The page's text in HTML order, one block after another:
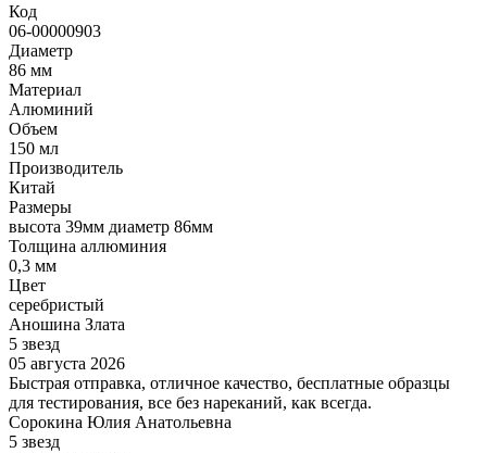
Код
06-00000903
Диаметр
86 мм
Материал
Алюминий
Объем
150 мл
Производитель
Китай
Размеры
высота 39мм диаметр 86мм
Толщина аллюминия
0,3 мм
Цвет
серебристый
Аношина Злата
5 звезд
05 августа 2026
Быстрая отправка, отличное качество, бесплатные образцы
для тестирования, все без нареканий, как всегда.
Сорокина Юлия Анатольевна
5 звезд